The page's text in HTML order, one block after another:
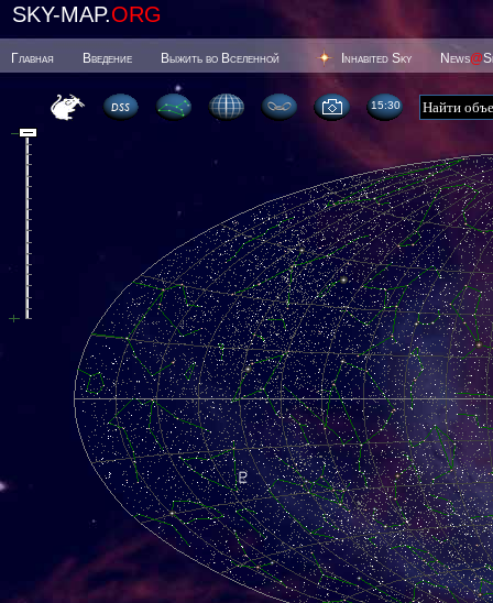
SKY-MAP.ORG
Главная Введение Выжить во Вселенной Inhabited Sky News@
15 30